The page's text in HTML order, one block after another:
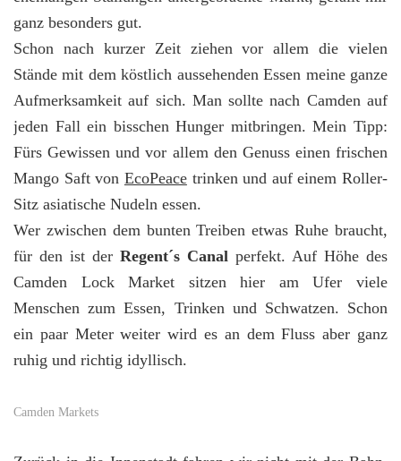
ganz besonders gut.
Schon nach kurzer Zeit ziehen vor allem die vielen
Stände mit dem köstlich aussehenden Essen meine ganze
Aufmerksamkeit auf sich. Man sollte nach Camden auf
jeden Fall ein bisschen Hunger mitbringen. Mein Tipp:
Fürs Gewissen und vor allem den Genuss einen frischen
Mango Saft von EcoPeacetrinken und auf einem Roller-
Sitz asiatische Nudeln essen.
Wer zwischen dem bunten Treiben etwas Ruhe braucht,
für den ist der Regent´s Canal perfekt. Auf Höhe des
Camden Lock Market sitzen hier am Ufer viele
Menschen zum Essen, Trinken und Schwatzen. Schon
ein paar Meter weiter wird es an dem Fluss aber ganz
ruhig und richtig idyllisch.
Camden Markets